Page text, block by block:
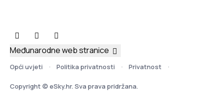
Opći uvjeti Politika privatnosti Privatnost
Copyright © eSky.hr. Sva prava pridržana.
Međunarodne web stranice